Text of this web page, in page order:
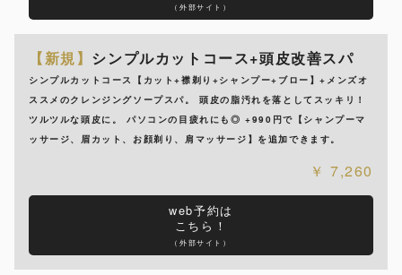
（外部サイト）
【新規】 シンプルカットコース+頭皮改善スパ
シンプルカットコース【カット+襟剃り+シャンプー+ブロー】+メンズオ
ススメのクレンジングソープスパ。 頭皮の脂汚れを落としてスッキリ！
ツルツルな頭皮に。 パソコンの目疲れにも◎ +990円で【シャンプーマ
ッサージ、眉カット、お顔剃り、肩マッサージ】を追加できます。
7,260
web予約は
こちら！
（外部サイト）